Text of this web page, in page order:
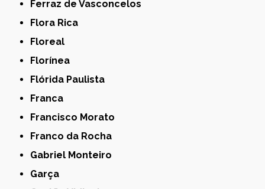
Ferraz de Vasconcelos
Flora Rica
Floreal
Florínea
Flórida Paulista
Franca
Francisco Morato
Franco da Rocha
Gabriel Monteiro
Garça